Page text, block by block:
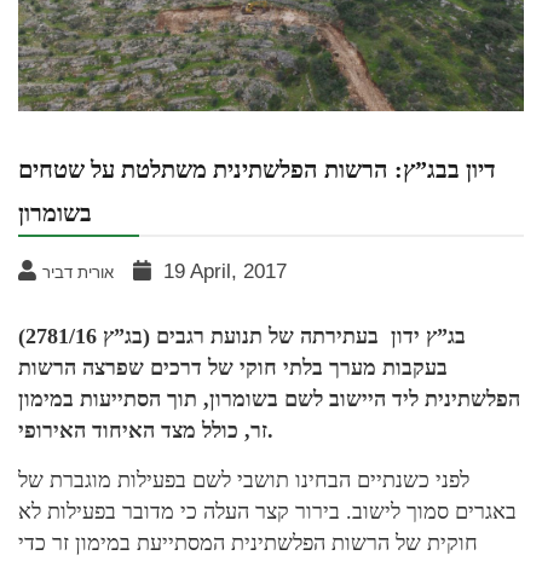
דיון בבג”ץ: הרשות הפלשתינית משתלטת על שטחים
בשומרון
אורית דביר 19 April, 2017
בג”ץ ידון בעתירתה של תנועת רגבים (בג”ץ 2781/16)
בעקבות מערך בלתי חוקי של דרכים שפרצה הרשות
הפלשתינית ליד היישוב לשם בשומרון, תוך הסתייעות במימון
זר, כולל מצד האיחוד האירופי.
לפני כשנתיים הבחינו תושבי לשם בפעילות מוגברת של
באגרים סמוך לישוב. בירור קצר העלה כי מדובר בפעילות לא
חוקית של הרשות הפלשתינית המסתייעת במימון זר כדי